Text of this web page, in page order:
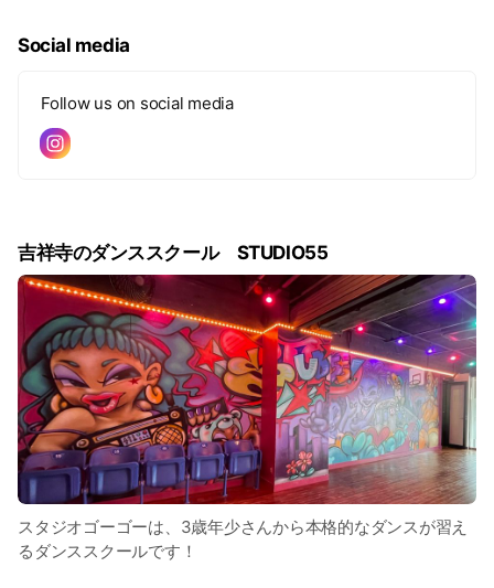
Social media
Follow us on social media
吉祥寺のダンススクール STUDIO55
スタジオゴーゴーは、3歳年少さんから本格的なダンスが習え
るダンススクールです！